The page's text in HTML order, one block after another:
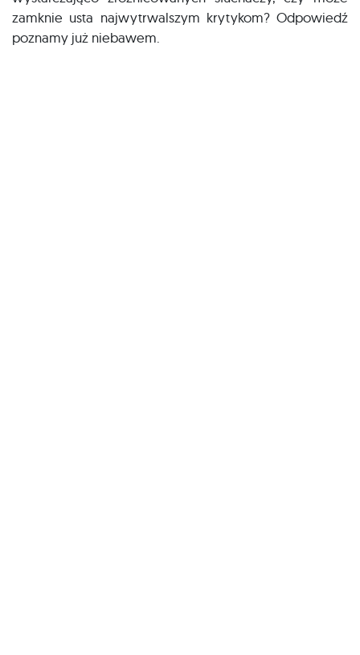
zamknie usta najwytrwalszym krytykom? Odpowiedź
poznamy już niebawem.